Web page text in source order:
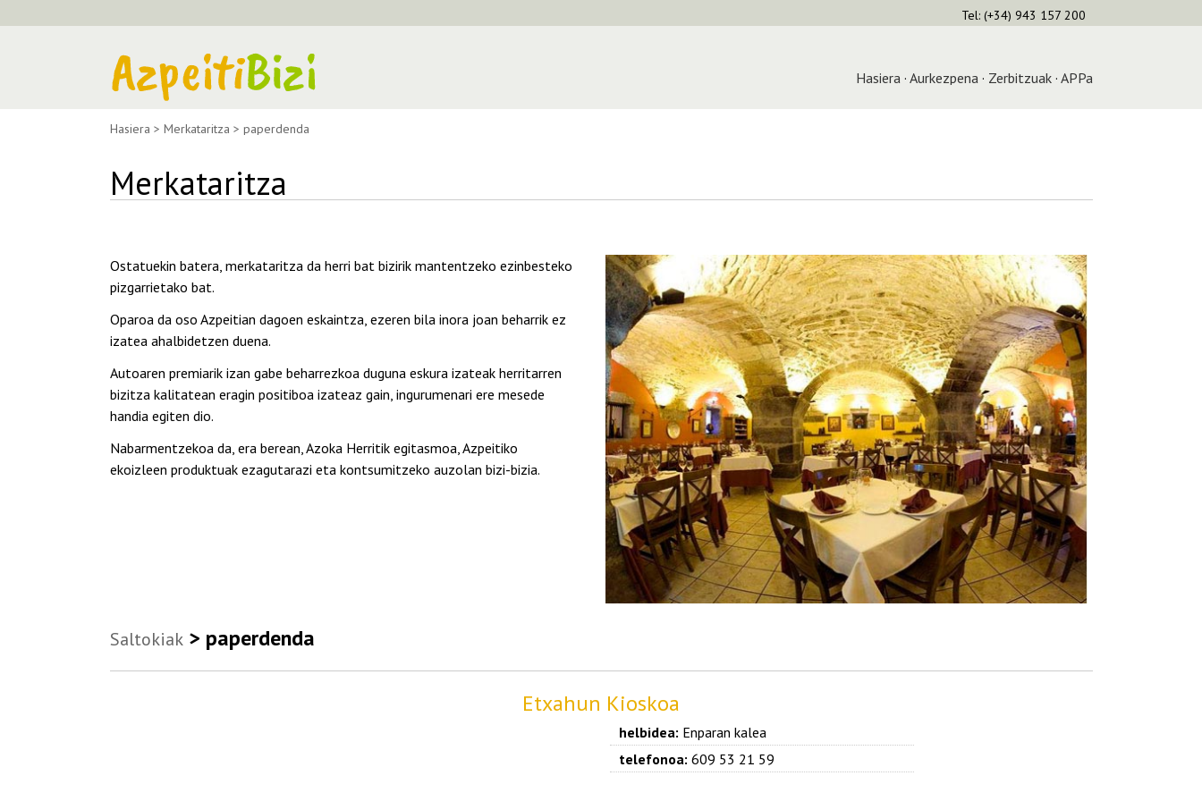
Tel: (+34) 943 157 200
Hasiera· Aurkezpena· Zerbitzuak· APPa
Hasiera > Merkataritza > paperdenda
Merkataritza
Ostatuekin batera, merkataritza da herri bat bizirik mantentzeko ezinbesteko
pizgarrietako bat.
Oparoa da oso Azpeitian dagoen eskaintza, ezeren bila inora joan beharrik ez
izatea ahalbidetzen duena.
Autoaren premiarik izan gabe beharrezkoa duguna eskura izateak herritarren
bizitza kalitatean eragin positiboa izateaz gain, ingurumenari ere mesede
handia egiten dio.
Nabarmentzekoa da, era berean, Azoka Herritik egitasmoa, Azpeitiko
ekoizleen produktuak ezagutarazi eta kontsumitzeko auzolan bizi-bizia.
Saltokiak> paperdenda
Etxahun Kioskoa
helbidea: Enparan kalea
telefonoa: 609 53 21 59